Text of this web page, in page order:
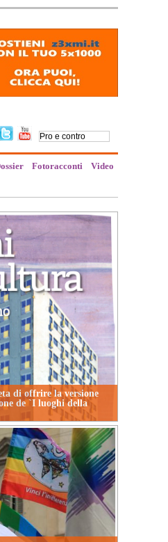
Fotoracconti Video
di offrire la versione
de `I luoghi della